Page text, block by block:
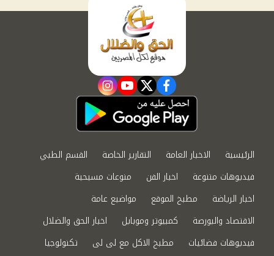
facebook
twitter
youtube
instagram
الرئيسية الاخبار العامة التقارير الخاصة
القسم الطبي
فيديوهات متنوعة
اخبار الفن
منوعات مسيحية
اخبار الرياضة
مطبخ الموقع
مواضيع عامة
الاقتصاد والبورصة
كمبيوتر وموبايل
اخبار الحق والضلال
فيديوهات فضائيات
مطبخ الاكل مع لى لى
تكنولوجيا